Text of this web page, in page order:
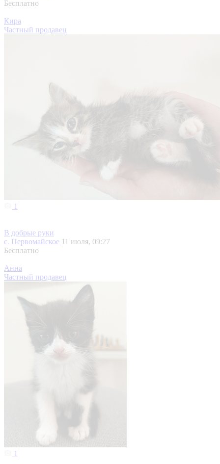
Бесплатно
Кира
Частный продавец
1
В добрые руки
с. Первомайское 11 июля, 09:27
Бесплатно
Анна
Частный продавец
1